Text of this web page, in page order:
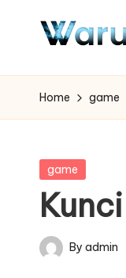
Home game
Posted
game
Posted
By admin